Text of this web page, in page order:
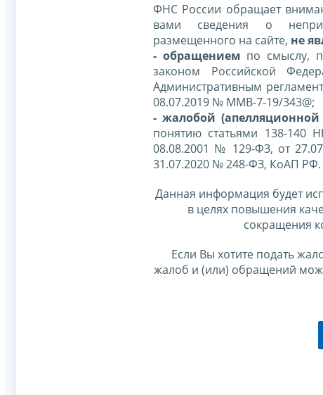
ФНС России обращает
вами сведения о
размещенного на сайте, не
- обращением по смыслу,
законом Российской
Административным
08.07.2019 № ММВ-7-19/343@;
- жалобой
понятию статьями 138-140
08.08.2001 № 129-ФЗ, от
31.07.2020 № 248-ФЗ, КоАП РФ.
Данная информация будет
в целях повышения
сокращения
Если Вы хотите подать
жалоб и (или) обращений